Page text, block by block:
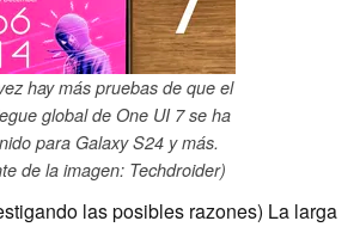
hay más pruebas de que el
global de One UI 7 se ha
para Galaxy S24 y más.
de la imagen: Techdroider)
las posibles razones) La larga